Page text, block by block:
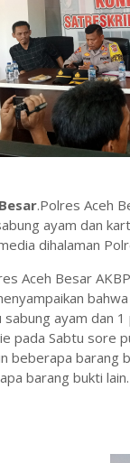
.Polres Aceh
ayam dan
dihalaman
Aceh Besar
sabung ayam dan
pada Sabtu sore
beberapa barang
barang bukti lain.